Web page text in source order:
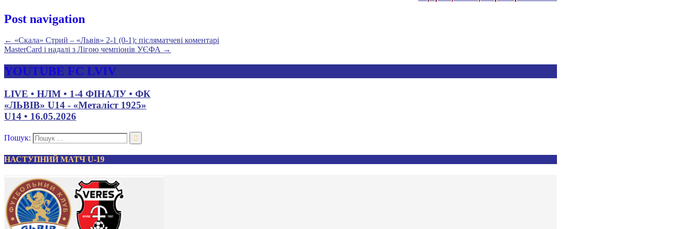
Post navigation
← «Скала» Стрий – «Львів» 2-1 (0-1): післяматчеві коментарі
MasterCard і надалі з Лігою чемпіонів УЄФА →
YOUTUBE FC LVIV
LIVE • НЛМ • 1-4 ФІНАЛУ • ФК
«ЛЬВІВ» U14 - «Металіст 1925»
U14 • 16.05.2026
Пошук:
НАСТУПНИЙ МАТЧ U-19